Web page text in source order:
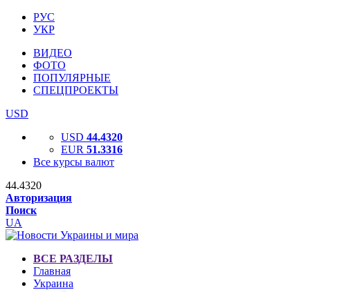
РУС
УКР
ВИДЕО
ФОТО
ПОПУЛЯРНЫЕ
СПЕЦПРОЕКТЫ
USD
USD 44.4320
EUR 51.3316
Все курсы валют
44.4320
Авторизация
Поиск
UA
ВСЕ РАЗДЕЛЫ
Главная
Украина